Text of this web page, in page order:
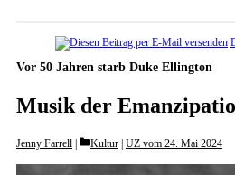
Vor 50 Jahren starb Duke Ellington
Musik der
Jenny Farrell Categories
Kultur UZ vom 24. Mai 2024